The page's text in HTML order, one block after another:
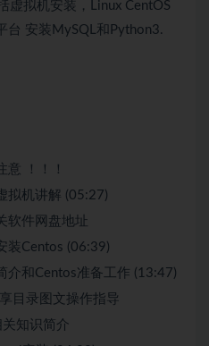
虚拟机安装，Linux CentOS
台 安装MySQL和Python3.
意 ！！！
拟机讲解 (05:27)
软件网盘地址
装Centos (06:39)
介和Centos准备工作 (13:47)
目录图文操作指导
知识简介